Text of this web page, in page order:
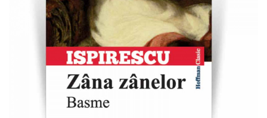
Literatura
Contemporana